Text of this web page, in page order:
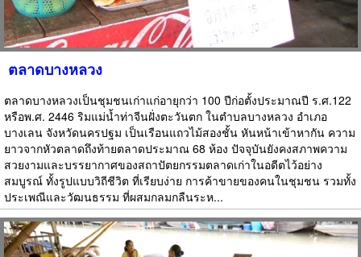
ตลาดบางหลวง
ตลาดบางหลวงเป็นชุมชนเก่าแก่อายุกว่า 100 ปีก่อตั้งประมาณปี ร.ศ.122
หรือพ.ศ. 2446 ริมแม่น้ำท่าจีนฝั่งตะวันตก ในตำบลบางหลวง อำเภอ
บางเลน จังหวัดนครปฐม เป็นเรือนแถวไม้สองชั้น หันหน้าเข้าหากัน ความ
ยาวจากหัวตลาดถึงท้ายตลาดประมาณ 68 ห้อง ปัจจุบันยังคงสภาพความ
สวยงามและบรรยากาศของสถาปัตยกรรมตลาดเก่าในอดีตไว้อย่าง
สมบูรณ์ ทั้งรูปแบบวิถีชีวิต ที่เรียบง่าย การค้าขายของคนในชุมชน รวมทั้ง
ประเพณีและวัฒนธรรม ที่ผสมกลมกลืนระห...